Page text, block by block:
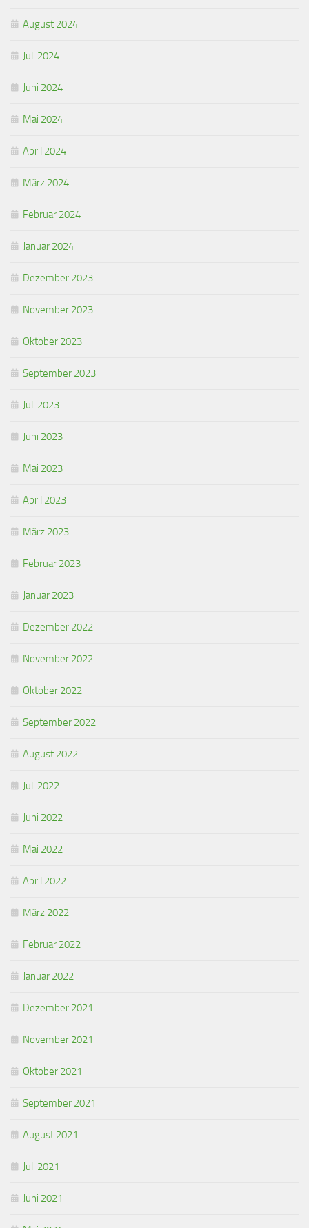
August 2024
Juli 2024
Juni 2024
Mai 2024
April 2024
März 2024
Februar 2024
Januar 2024
Dezember 2023
November 2023
Oktober 2023
September 2023
Juli 2023
Juni 2023
Mai 2023
April 2023
März 2023
Februar 2023
Januar 2023
Dezember 2022
November 2022
Oktober 2022
September 2022
August 2022
Juli 2022
Juni 2022
Mai 2022
April 2022
März 2022
Februar 2022
Januar 2022
Dezember 2021
November 2021
Oktober 2021
September 2021
August 2021
Juli 2021
Juni 2021